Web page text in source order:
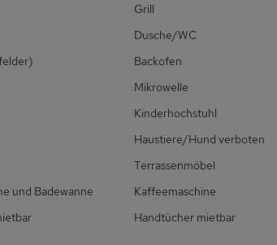
Grill
Dusche/WC
Backofen
Mikrowelle
Kinderhochstuhl
Haustiere/Hund verboten
Terrassenmöbel
und Badewanne
Kaffeemaschine
Handtücher mietbar